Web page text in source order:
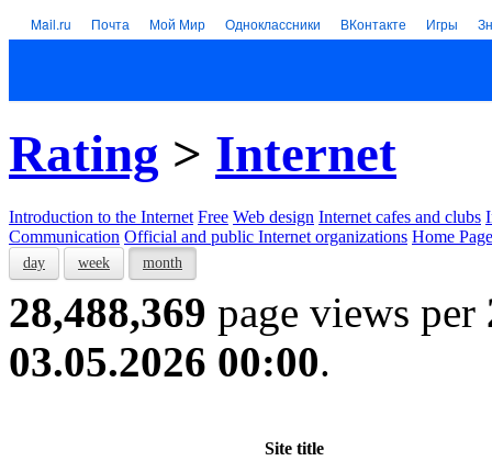
Mail.ru Почта Мой Мир Одноклассники ВКонтакте Игры
Rating > Internet
Introduction to the Internet Free Web design Internet cafes and clubs
Communication Official and public Internet organizations Home
day week month
28,488,369 page views per
03.05.2026 00:00.
Site title